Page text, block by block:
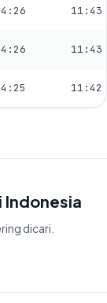
11:43
11:43
11:42
Indonesia
dicari.